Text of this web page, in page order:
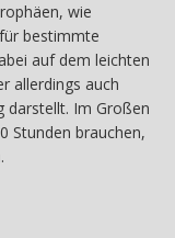
wie
bestimmte
auf dem leichten
allerdings auch
darstellt. Im Großen
Stunden brauchen,